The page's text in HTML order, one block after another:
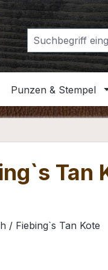
Punzen & Stempel
Tan